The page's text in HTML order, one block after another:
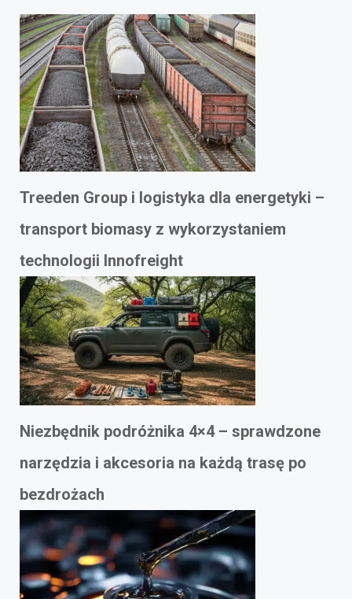
Treeden Group i logistyka dla energetyki –
transport biomasy z wykorzystaniem
technologii Innofreight
Niezbędnik podróżnika 4×4 – sprawdzone
narzędzia i akcesoria na każdą trasę po
bezdrożach